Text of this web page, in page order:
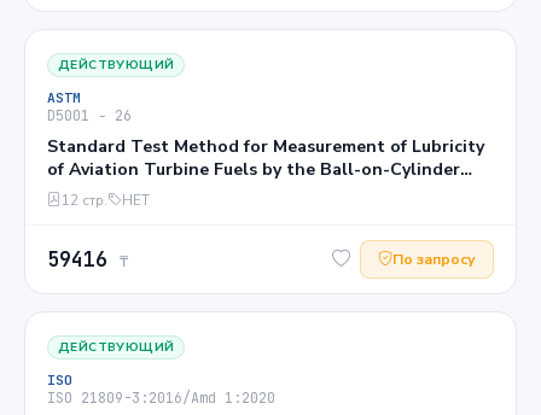
ДЕЙСТВУЮЩИЙ
ASTM
D5001 − 26
Standard Test Method for Measurement of Lubricity
of Aviation Turbine Fuels by the Ball-on-Cylinder
Lubricity Evaluator (BOCLE)1
12 стр. НЕТ
59416 ₸ По запросу
ДЕЙСТВУЮЩИЙ
ISO
ISO 21809-3:2016/Amd 1:2020